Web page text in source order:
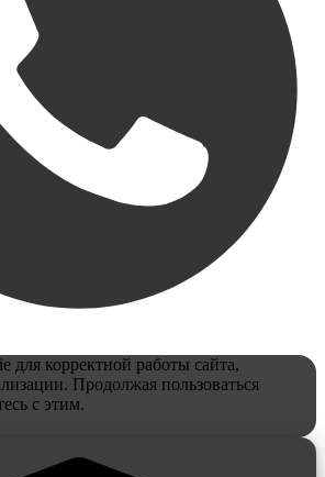
для корректной работы сайта,
Продолжая пользоваться
с этим.